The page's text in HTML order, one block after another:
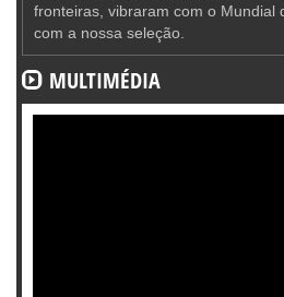
fronteiras, vibraram com o Mundial
com a nossa seleção.
MULTIMÉDIA